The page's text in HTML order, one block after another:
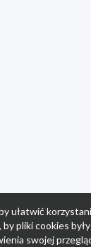
ułatwić
pliki cookies
swojej